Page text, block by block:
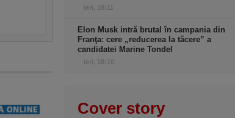
ieri, 18:11
Elon Musk intră brutal în campania din
Franţa: cere „reducerea la tăcere” a
candidatei Marine Tondel
ieri, 18:10
Cover story